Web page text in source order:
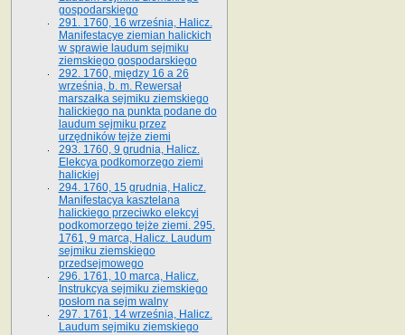
gospodarskiego
291. 1760, 16 września, Halicz.
Manifestacye ziemian halickich
w sprawie laudum sejmiku
ziemskiego gospodarskiego
292. 1760, między 16 a 26
września, b. m. Rewersał
marszałka sejmiku ziemskiego
halickiego na punkta podane do
laudum sejmiku przez
urzędników tejże ziemi
293. 1760, 9 grudnia, Halicz.
Elekcya podkomorzego ziemi
halickiej
294. 1760, 15 grudnia, Halicz.
Manifestacya kasztelana
halickiego przeciwko elekcyi
podkomorzego tejże ziemi. 295.
1761, 9 marca, Halicz. Laudum
sejmiku ziemskiego
przedsejmowego
296. 1761, 10 marca, Halicz.
Instrukcya sejmiku ziemskiego
posłom na sejm walny
297. 1761, 14 września, Halicz.
Laudum sejmiku ziemskiego